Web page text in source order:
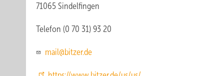
71065 Sindelfingen
Telefon (0 70 31) 93 20
mail@bitzer.de